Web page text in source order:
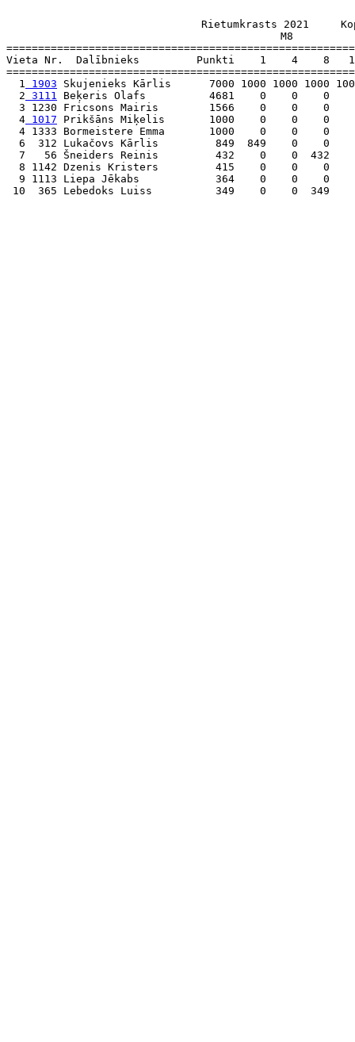
Rietumkrasts 2021
M8
Vieta Nr.  Dalībnieks         Punkti    1    4    8
  1
1903 Skujenieks Kārlis      7000 1000 1000
  2
3111 Beķeris Olafs          4681    0    0    0
3 1230 Fricsons Mairis        1566    0    0    0
  4
1017 Prikšāns Miķelis       1000    0    0
4 1333 Bormeistere Emma       1000    0    0    0
6  312 Lukačovs Kārlis         849  849    0    0
7   56 Šneiders Reinis         432    0    0  432
8 1142 Dzenis Kristers         415    0    0    0
9 1113 Liepa Jēkabs            364    0    0    0